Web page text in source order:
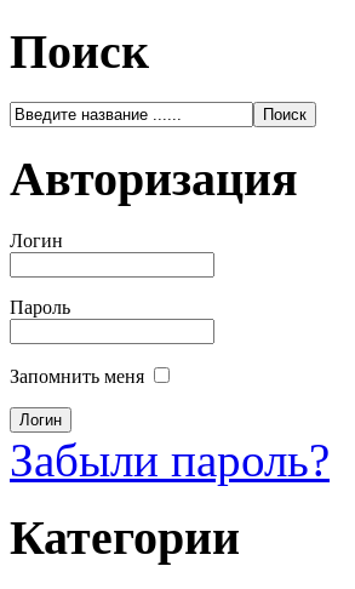
Поиск
Авторизация
Логин
Пароль
Запомнить меня
Забыли пароль?
Категории